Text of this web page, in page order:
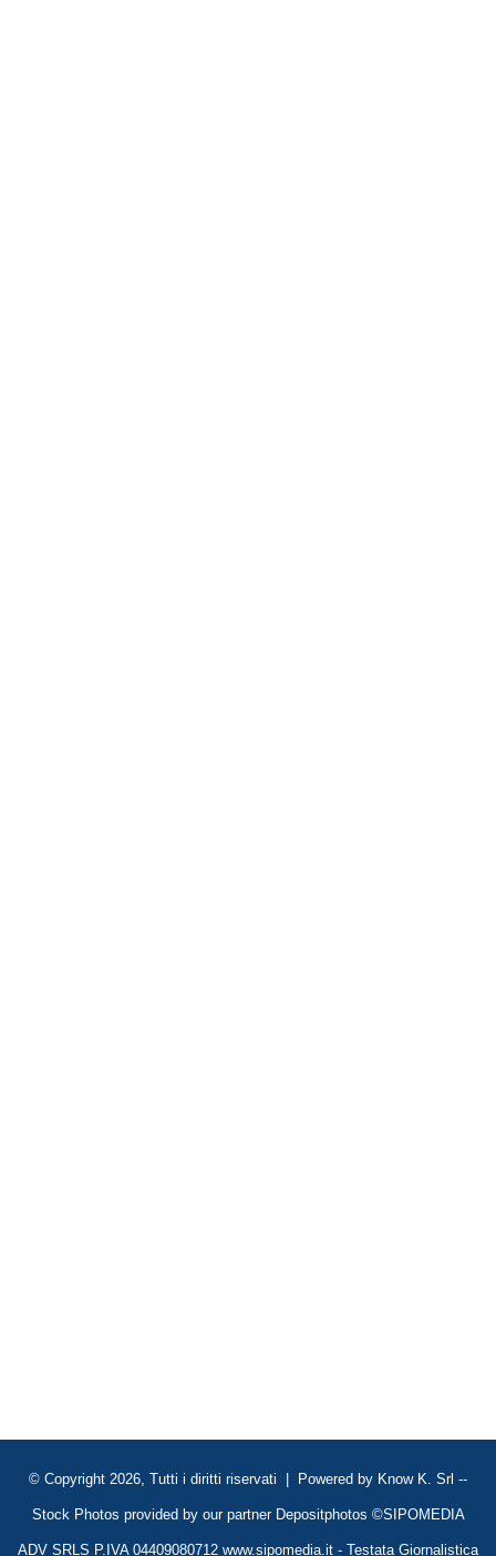
© Copyright 2026, Tutti i diritti riservati | Powered by Know K. Srl --
Stock Photos provided by our partner Depositphotos ©SIPOMEDIA
ADV SRLS P.IVA 04409080712 www.sipomedia.it - Testata Giornalistica